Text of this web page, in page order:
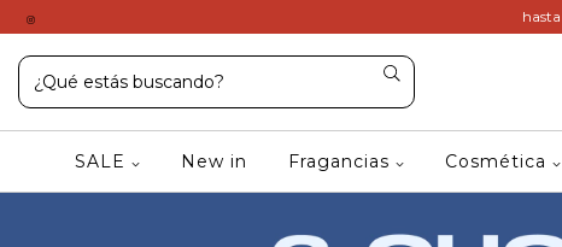
SALE New in Fragancias Cosmética